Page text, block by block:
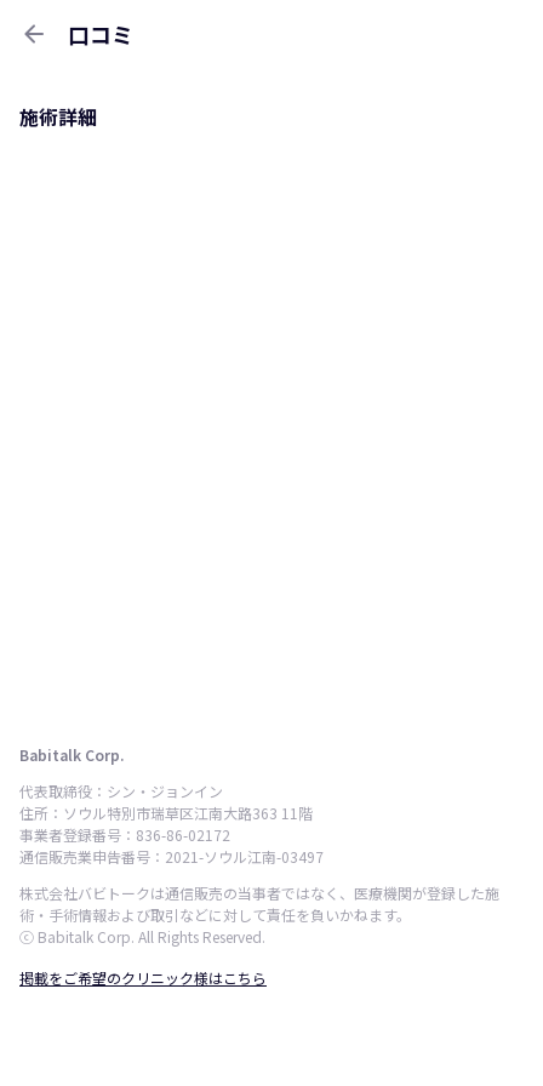
arrow_back 口コミ
施術詳細
Babitalk Corp.
代表取締役：シン・ジョンイン
住所：ソウル特別市瑞草区江南大路363 11階
事業者登録番号：836-86-02172
通信販売業申告番号：2021-ソウル江南-03497
株式会社バビトークは通信販売の当事者ではなく、医療機関が登録した施
術・手術情報および取引などに対して責任を負いかねます。
ⓒ Babitalk Corp. All Rights Reserved.
掲載をご希望のクリニック様はこちら